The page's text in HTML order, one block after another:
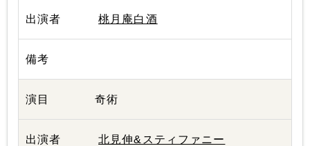
桃月庵白酒
奇術
北見伸&スティファニー